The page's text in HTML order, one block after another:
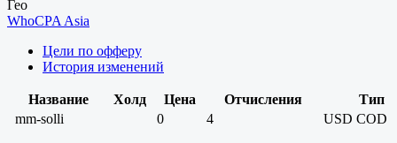
Гео
WhoCPA Asia
Цели по офферу
История изменений
Название Холд Цена Отчисления
Тип
mm-solli
0 4 USD COD